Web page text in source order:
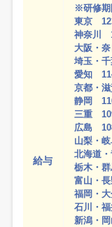
給与
※研修期
東京
神奈川
大阪・
埼玉・
愛知
京都・
静岡
三重
広島
山梨・
北海道
栃木・
富山・
福岡・
石川・
新潟・